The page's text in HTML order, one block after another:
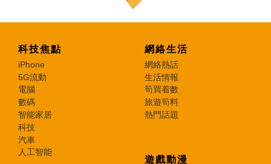
科技焦點
iPhone
5G流動
電腦
數碼
智能家居
科技
汽車
人工智能
網絡生活
網絡熱話
生活情報
筍買着數
旅遊筍料
熱門話題
遊戲動漫